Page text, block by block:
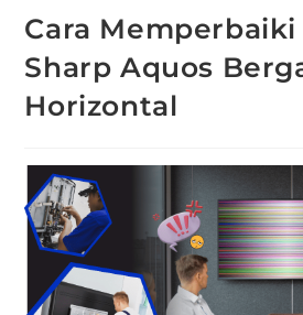
Cara Memperbaiki
Sharp Aquos
Horizontal